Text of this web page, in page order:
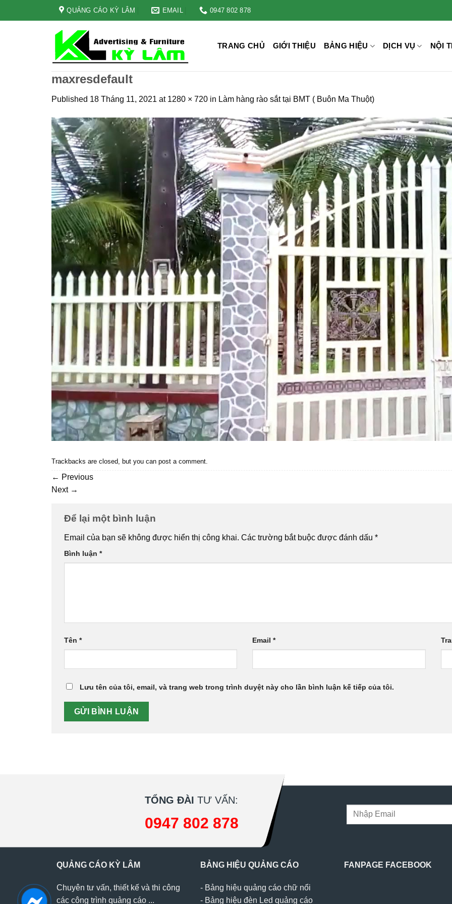
QUẢNG CÁO KỲ LÂM EMAIL 0947 802 878
TRANG CHỦ GIỚI THIỆU BẢNG HIỆU DỊCH VỤ NỘI
maxresdefault
Published 18 Tháng 11, 2021 at 1280 × 720 in Làm hàng rào sắt tại BMT ( Buôn Ma Thuột)
Trackbacks are closed, but you can post a comment
← Previous
Next →
Để lại một bình luận
Email của bạn sẽ không được hiển thị công khai. Các trường bắt buộc được đánh dấu *
Bình luận *
Tên * Email*
Lưu tên của tôi, email, và trang web trong trình duyệt này cho lần bình luận kế tiếp của tôi.
TỔNG ĐÀI TƯ VẤN:
0947 802 878
QUẢNG CÁO KỲ LÂM
Chuyên tư vấn, thiết kế và thi công
các công trình quảng cáo ...
BẢNG HIỆU QUẢNG CÁO
- Bảng hiệu quảng cáo chữ nổi
- Bảng hiệu đèn Led quảng cáo
FANPAGE FACEBOOK